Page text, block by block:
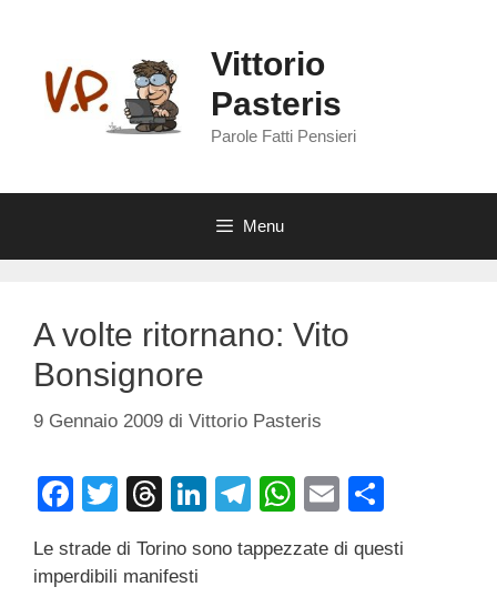
contenuto
Vittorio
Pasteris
Parole Fatti Pensieri
Menu
A volte ritornano: Vito
Bonsignore
9 Gennaio 2009 di Vittorio Pasteris
F
c
T
tt
T
e
Li
k
T
e
W
at
E
ail n
Le strade di Torino sono tappezzate di questi
imperdibili manifesti